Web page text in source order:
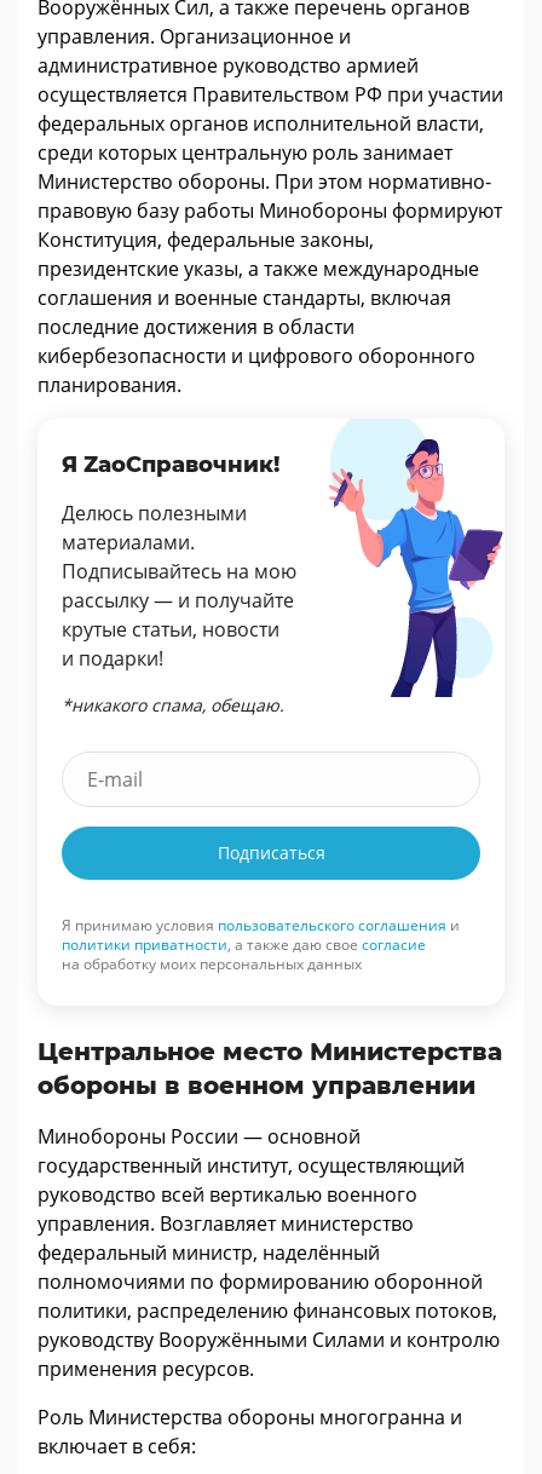
Вооружённых Сил, а также перечень органов
управления. Организационное и
административное руководство армией
осуществляется Правительством РФ при участии
федеральных органов исполнительной власти,
среди которых центральную роль занимает
Министерство обороны. При этом нормативно-
правовую базу работы Минобороны формируют
Конституция, федеральные законы,
президентские указы, а также международные
соглашения и военные стандарты, включая
последние достижения в области
кибербезопасности и цифрового оборонного
планирования.
Я ZaoСправочник!
Делюсь полезными
материалами.
Подписывайтесь на мою
рассылку — и получайте
крутые статьи, новости
и подарки!
*никакого спама, обещаю.
Подписаться
Я принимаю условия пользовательского соглашения и
политики приватности, а также даю свое согласие
на обработку моих персональных данных
Центральное место Министерства
обороны в военном управлении
Минобороны России — основной
государственный институт, осуществляющий
руководство всей вертикалью военного
управления. Возглавляет министерство
федеральный министр, наделённый
полномочиями по формированию оборонной
политики, распределению финансовых потоков,
руководству Вооружёнными Силами и контролю
применения ресурсов.
Роль Министерства обороны многогранна и
включает в себя: